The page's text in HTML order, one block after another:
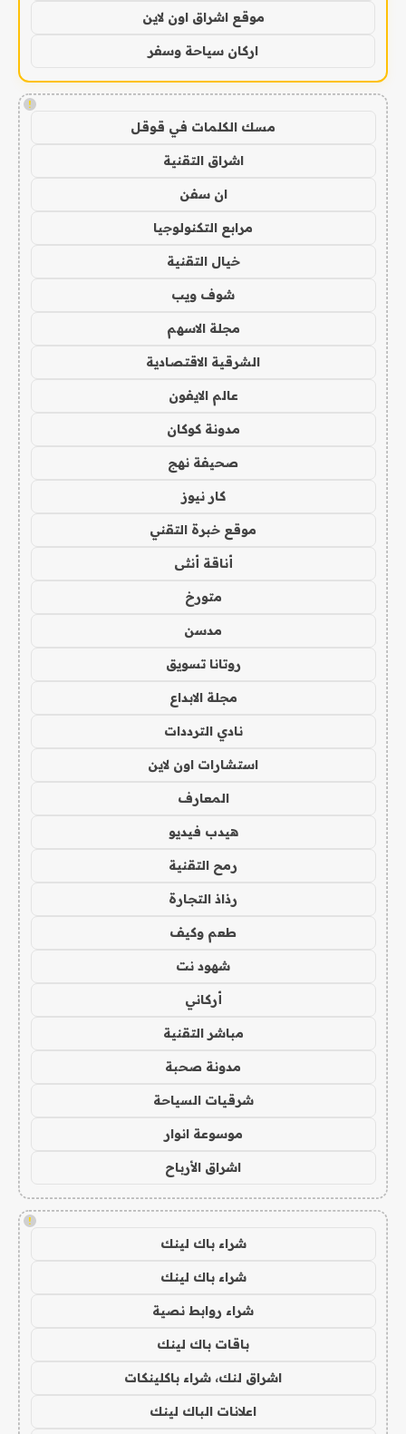
موقع اشراق اون لاين
اركان سياحة وسفر
!
مسك الكلمات في قوقل
اشراق التقنية
ان سفن
مرابع التكنولوجيا
خيال التقنية
شوف ويب
مجلة الاسهم
الشرقية الاقتصادية
عالم الايفون
مدونة كوكان
صحيفة نهج
كار نيوز
موقع خبرة التقني
أناقة أنثى
متورخ
مدسن
روتانا تسويق
مجلة الابداع
نادي الترددات
استشارات اون لاين
المعارف
هيدب فيديو
رمح التقنية
رذاذ التجارة
طعم وكيف
شهود نت
أركاني
مباشر التقنية
مدونة صحبة
شرقيات السياحة
موسوعة انوار
اشراق الأرباح
!
شراء باك لينك
شراء باك لينك
شراء روابط نصية
باقات باك لينك
اشراق لنك، شراء باكلينكات
اعلانات الباك لينك